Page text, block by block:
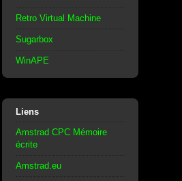
Retro Virtual Machine
Sugarbox
WinAPE
Liens
Amstrad CPC Mémoire
écrite
Amstrad.eu